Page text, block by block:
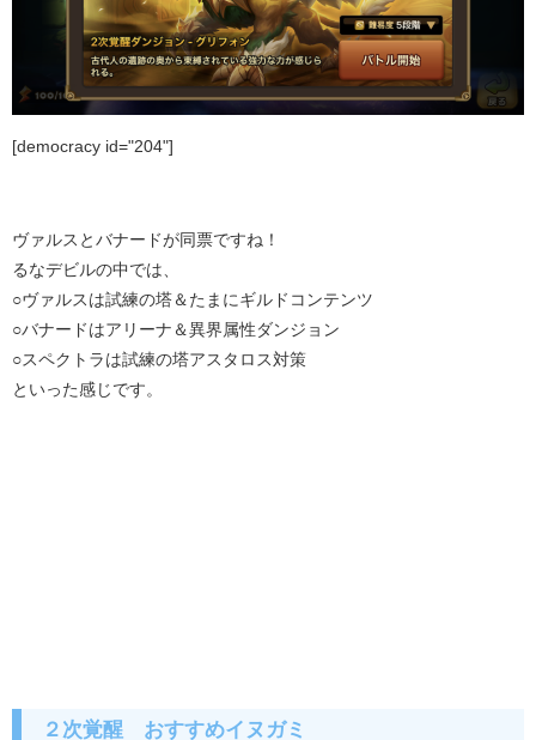
[democracy id="204"]
ヴァルスとバナードが同票ですね！
るなデビルの中では、
○ヴァルスは試練の塔＆たまにギルドコンテンツ
○バナードはアリーナ＆異界属性ダンジョン
○スペクトラは試練の塔アスタロス対策
といった感じです。
２次覚醒 おすすめイヌガミ